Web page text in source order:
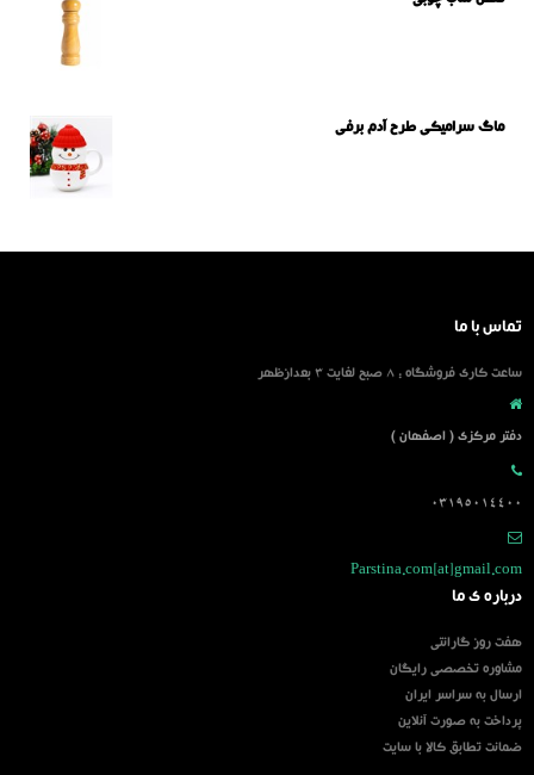
ماگ سرامیکی طرح آدم برفی
تماس با ما
ساعت کاری فروشگاه : 8 صبح لغایت 3 بعدازظهر
دفتر مرکزی ( اصفهان )
03195014400
Parstina.com[at]gmail.com
درباره ی ما
هفت روز گارانتی
مشاوره تخصصی رایگان
ارسال به سراسر ایران
پرداخت به صورت آنلاین
ضمانت تطابق کالا با سایت